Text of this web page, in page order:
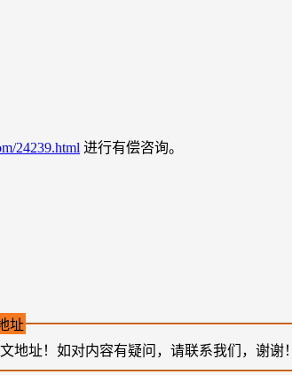
24239.html 进行有偿咨询。
址
地址！如对内容有疑问，请联系我们，谢谢！